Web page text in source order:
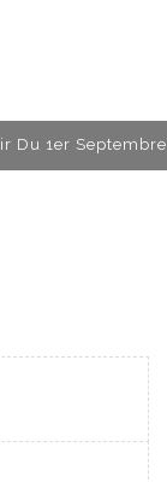
Du 1er Septembre